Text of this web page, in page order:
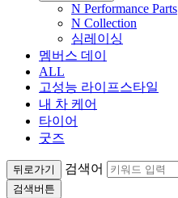
N Performance Parts
N Collection
심레이싱
멤버스 데이
ALL
고성능 라이프스타일
내 차 케어
타이어
굿즈
뒤로가기 검색어
검색버튼